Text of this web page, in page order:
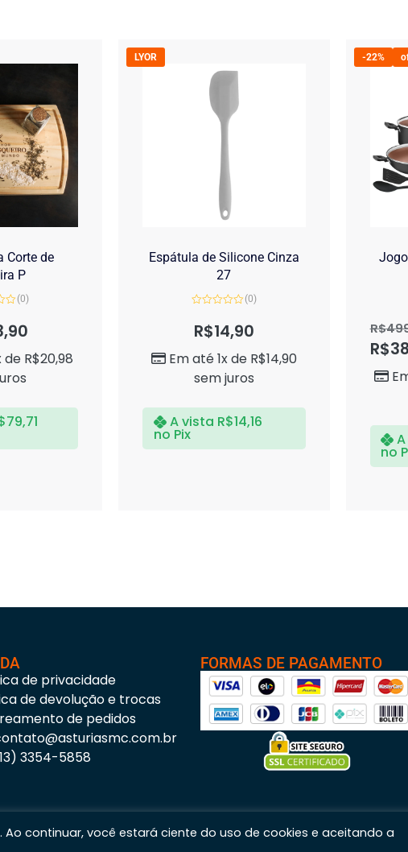
Corte de
P
(0)
de R$20,98
79,71
LYOR
Espátula de Silicone Cinza
27
de
(0)
R$14,90
Em até 1x de R$14,90
sem juros
A vista R$14,16
no Pix
-22%
R$
R$
no
de privacidade
de devolução e trocas
de pedidos
3354-5858
FORMAS DE PAGAMENTO
continuar, você estará ciente do uso de cookies e aceitando a